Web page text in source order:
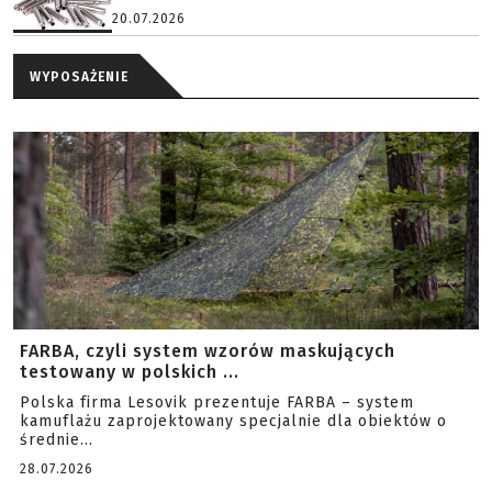
20.07.2026
WYPOSAŻENIE
FARBA, czyli system wzorów maskujących
testowany w polskich ...
Polska firma Lesovik prezentuje FARBA – system
kamuflażu zaprojektowany specjalnie dla obiektów o
średnie...
28.07.2026